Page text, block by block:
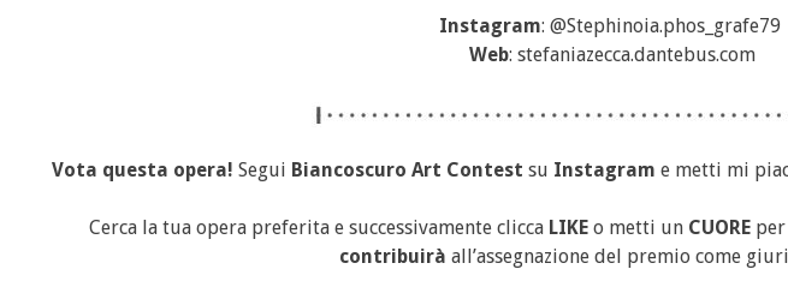
Instagram: @Stephinoia.phos_grafe79
Web: stefaniazecca.dantebus.com
Vota questa opera! Segui Biancoscuro Art Contest su Instagram e metti mi
Cerca la tua opera preferita e successivamente clicca LIKEo metti un CUOREper
contribuirà all’assegnazione del premio come